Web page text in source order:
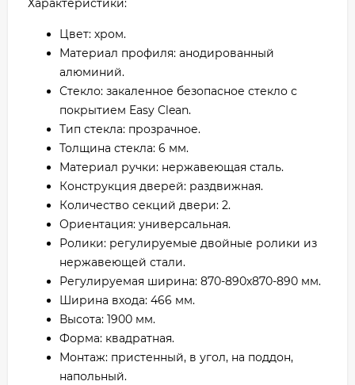
Характеристики:
Цвет: хром.
Материал профиля: анодированный
алюминий.
Стекло: закаленное безопасное стекло с
покрытием Easy Clean.
Тип стекла: прозрачное.
Толщина стекла: 6 мм.
Материал ручки: нержавеющая сталь.
Конструкция дверей: раздвижная.
Количество секций двери: 2.
Ориентация: универсальная.
Ролики: регулируемые двойные ролики из
нержавеющей стали.
Регулируемая ширина: 870-890х870-890 мм.
Ширина входа: 466 мм.
Высота: 1900 мм.
Форма: квадратная.
Монтаж: пристенный, в угол, на поддон,
напольный.